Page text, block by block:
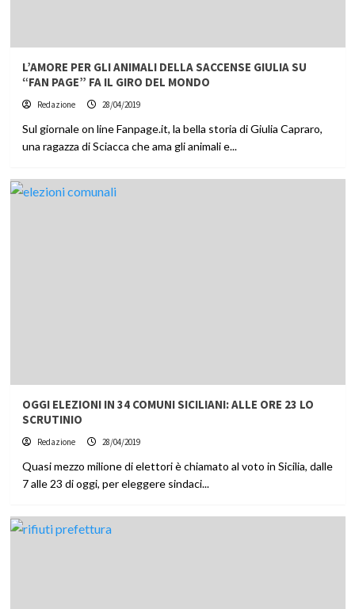
L’AMORE PER GLI ANIMALI DELLA SACCENSE GIULIA SU
“FAN PAGE” FA IL GIRO DEL MONDO
Redazione 28/04/2019
Sul giornale on line Fanpage.it, la bella storia di Giulia Capraro,
una ragazza di Sciacca che ama gli animali e...
OGGI ELEZIONI IN 34 COMUNI SICILIANI: ALLE ORE 23 LO
SCRUTINIO
Redazione 28/04/2019
Quasi mezzo milione di elettori è chiamato al voto in Sicilia, dalle
7 alle 23 di oggi, per eleggere sindaci...